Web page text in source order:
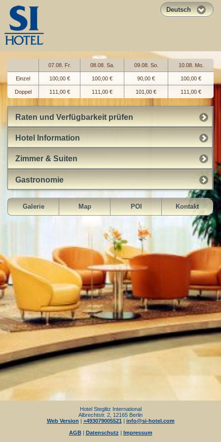
Deutsch
07.08. Fr. 08.08. Sa. 09.08. So. 10.08. Mo.
Einzel 100,00 € 100,00 € 90,00 € 100,00 €
Doppel 111,00 € 111,00 € 101,00 € 111,00 €
Raten und Verfügbarkeit prüfen
Hotel Information
Zimmer & Suiten
Gastronomie
Galerie Map POI Kontakt
Hotel Steglitz International
Albrechtstr. 2, 12165 Berlin
Web Version | +493079005521 | info@si-hotel.com
AGB| Datenschutz | Impressum